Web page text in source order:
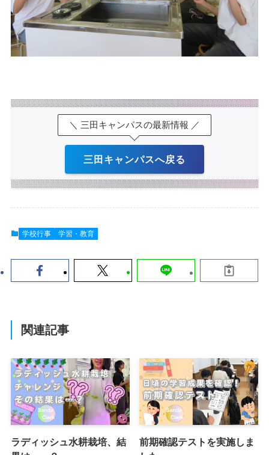
＼ 三田キャンパスの最新情報 ／
三田キャンパスへ戻る
学校行事 学習・教育
関連記事
ラディッシュ水耕栽培、結
前期確認テストを実施しま